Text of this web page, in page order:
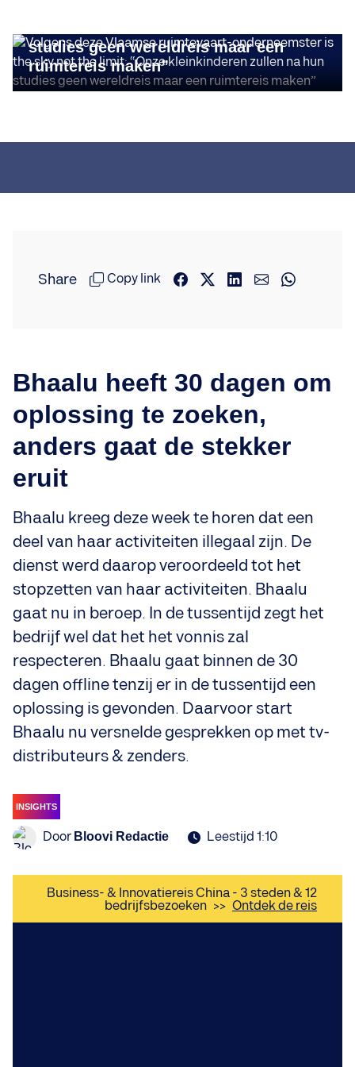
studies geen wereldreis maar een
ruimtereis maken”
Share Copy link
Bhaalu heeft 30 dagen om
oplossing te zoeken,
anders gaat de stekker
eruit
Bhaalu kreeg deze week te horen dat een
deel van haar activiteiten illegaal zijn. De
dienst werd daarop veroordeeld tot het
stopzetten van haar activiteiten. Bhaalu
gaat nu in beroep. In de tussentijd zegt het
bedrijf wel dat het het vonnis zal
respecteren. Bhaalu gaat binnen de 30
dagen offline tenzij er in de tussentijd een
oplossing is gevonden. Daarvoor start
Bhaalu nu versnelde gesprekken op met tv-
distributeurs & zenders.
INSIGHTS
Door Bloovi Redactie Leestijd 1:10
Business- & Innovatiereis China - 3 steden & 12
bedrijfsbezoeken >> Ontdek de reis